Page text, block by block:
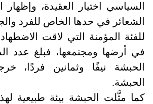
السياسي اختيار العقيدة،
الشعائر في حدها الخاص للفرد
للفئة المؤمنة التي لاقت
في أرضها ومجتمعها، فبلغ عدد
الحبشة نيفًا وثمانين فردًا،
الحبشة.
كما مثَّلت الحبشة بيئة طبيعية